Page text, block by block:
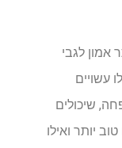
אמון לגבי
עשויים
שיכולים
יותר ואילו